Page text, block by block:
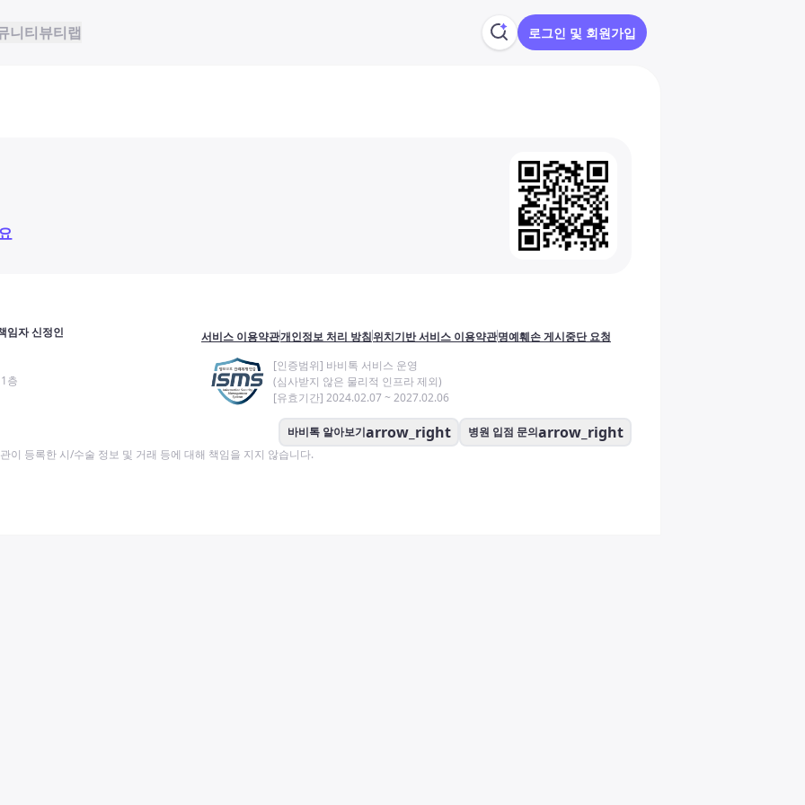
니티뷰티랩 로그인 및 회원가입
임자 신정인
층
서비스 이용약관개인정보 처리 방침위치기반 서비스 이용약관명예훼손 게시중단 요청
[인증범위] 바비톡 서비스 운영
(심사받지 않은 물리적 인프라 제외)
[유효기간] 2024.02.07 ~ 2027.02.06
바비톡 알아보기arrow_right 병원 입점 문의arrow_right
이 등록한 시/수술 정보 및 거래 등에 대해 책임을 지지 않습니다.